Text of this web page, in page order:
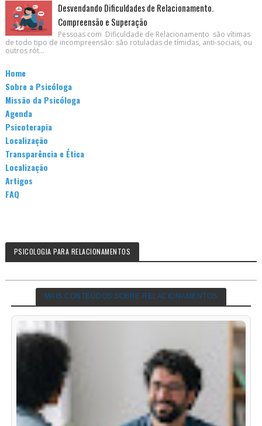
Desvendando Dificuldades de Relacionamento.
Compreensão e Superação
Pessoas com Dificuldade de Relacionamento são vítimas
de todo tipo de incompreensão: são rotuladas de tímidas, anti-sociais, ou
outros rót...
Home
Sobre a Psicóloga
Missão da Psicóloga
Agenda
Psicoterapia
Localização
Transparência e Ética
Localização
Artigos
FAQ
PSICOLOGIA PARA RELACIONAMENTOS
MAIS CONTEÚDOS SOBRE RELACIONAMENTOS